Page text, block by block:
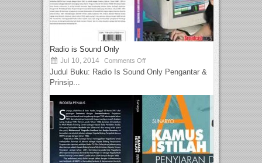
Radio is Sound Only
Jul 10, 2014 Comments Off
Judul Buku: Radio Is Sound Only Pengantar &
Prinsip...